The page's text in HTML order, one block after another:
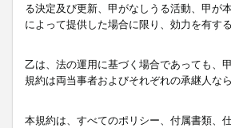
る決定及び更新、甲がなしうる活動、甲が
によって提供した場合に限り、効力を有す
乙は、法の運用に基づく場合であっても、
規約は両当事者およびそれぞれの承継人な
本規約は、すべてのポリシー、付属書類、